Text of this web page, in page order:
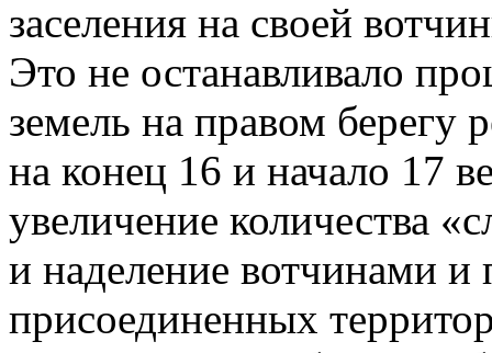
заселения на своей
Это не останавливало
земель на правом берегу
на конец 16 и начало 17
увеличение количества
и наделение вотчинами и
присоединенных